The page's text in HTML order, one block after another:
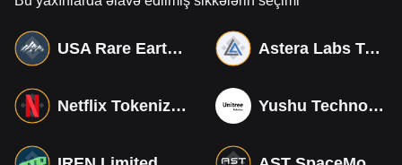
USA Rare Earth Tokenized bStocks Astera Labs Tokenized bStocks
Netflix Tokenized bStocks Yushu Technology Co (Derivatives)